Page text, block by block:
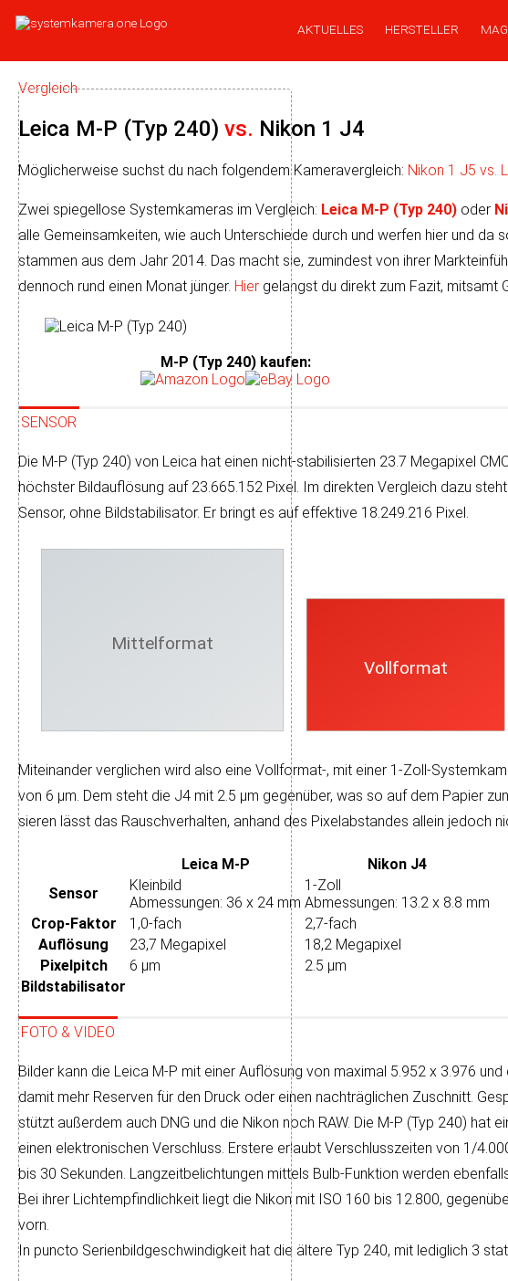
AKTUELLES HERSTELLER
Vergleich
Leica M-P (Typ 240) vs. Nikon 1 J4
Möglicherweise suchst du nach folgendem Kameravergleich: Nikon 1 J5 vs.
Zwei spiegellose Systemkameras im Vergleich: Leica M-P (Typ 240) oder
alle Ge­mein­sam­kei­ten, wie auch Unter­schiede durch und wer­fen hier und da
stam­men aus dem Jahr 2014. Das macht sie, zu­min­dest von ihrer
dennoch rund einen Monat jünger. Hier gelangst du direkt zum Fazit, mit­samt
M-P (Typ 240) kaufen:
SENSOR
Die M-P (Typ 240) von Leica hat einen nicht-sta­bi­li­sier­ten 23.7 Mega­pixel
höchs­ter Bild­auf­lö­sung auf 23.665.152 Pixel. Im direk­ten Ver­gleich da­zu
Sensor, ohne Bild­sta­bi­li­sa­tor. Er bringt es auf effek­tive 18.249.216 Pixel.
Mittelformat
Vollformat
Miteinander verglichen wird also eine Voll­format-, mit einer 1-Zoll-
von 6 µm. Dem steht die J4 mit 2.5 µm ge­gen­über, was so auf dem Papier
sieren lässt das Rausch­ver­hal­ten, an­hand des Pixel­ab­stan­des allein je­doch
Leica M-P
Nikon J4
Sensor
Kleinbild
Abmessungen: 36 x 24 mm
1-Zoll
Abmessungen: 13.2 x 8.8 mm
Crop-Faktor
1,0-fach
2,7-fach
Auflösung
23,7 Megapixel
18,2 Megapixel
Pixelpitch
6 µm
2.5 µm
Bildstabilisator
FOTO & VIDEO
Bilder kann die Leica M-P mit einer Auf­lö­sung von maxi­mal 5.952 x 3.976
da­mit mehr Re­ser­ven für den Druck oder einen nach­träg­lichen Zu­schnitt.
stützt außer­dem auch DNG und die Nikon noch RAW. Die M-P (Typ 240) hat
einen elektronischen Ver­schluss. Ers­tere er­laubt Ver­schluss­zei­ten von 1/
bis 30 Sekun­den. Lang­zeit­be­lich­tun­gen mit­tels Bulb-Funk­tion werden
Bei ihrer Licht­emp­find­lich­keit liegt die Nikon mit ISO 160 bis 12.800,
vorn.
In puncto Serien­bild­ge­schwin­dig­keit hat die ältere Typ 240, mit ledig­lich 3